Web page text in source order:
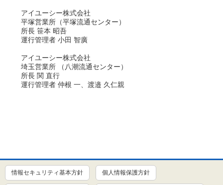
アイユーシー株式会社
平塚営業所（平塚流通センター）
所長 笹本 昭吾
運行管理者 小田 智廣
アイユーシー株式会社
埼玉営業所 （八潮流通センター）
所長 関 直行
運行管理者 仲根 一、渡邉 久仁親
情報セキュリティ基本方針 個人情報保護方針